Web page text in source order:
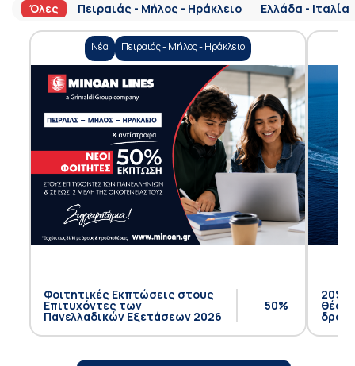
Όλες Πειραιάς - Μήλος - Ηράκλειο Ελλάδα - Ιταλία
Νέα Πειραιάς - Μήλος - Ηράκλειο
Φοιτητικές Εκπτώσεις στους
Επιτυχόντες των
Πανελλαδικών Εξετάσεων 2026
50%
20%
θέση